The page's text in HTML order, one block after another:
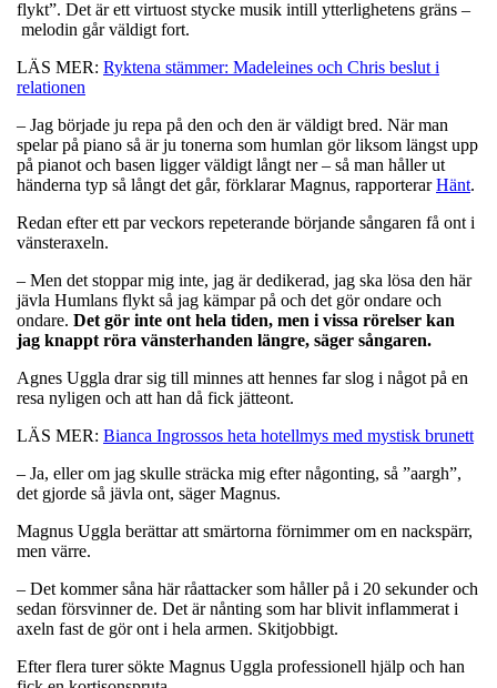
flykt”. Det är ett virtuost stycke musik intill ytterlighetens gräns –
melodin går väldigt fort.
LÄS MER: Ryktena stämmer: Madeleines och Chris beslut i
relationen
– Jag började ju repa på den och den är väldigt bred. När man
spelar på piano så är ju tonerna som humlan gör liksom längst upp
på pianot och basen ligger väldigt långt ner – så man håller ut
händerna typ så långt det går, förklarar Magnus, rapporterarHänt.
Redan efter ett par veckors repeterande börjande sångaren få ont i
vänsteraxeln.
– Men det stoppar mig inte, jag är dedikerad, jag ska lösa den här
jävla Humlans flykt så jag kämpar på och det gör ondare och
ondare. Det gör inte ont hela tiden, men i vissa rörelser kan
jag knappt röra vänsterhanden längre, säger sångaren.
Agnes Uggla drar sig till minnes att hennes far slog i något på en
resa nyligen och att han då fick jätteont.
LÄS MER: Bianca Ingrossos heta hotellmys med mystisk brunett
– Ja, eller om jag skulle sträcka mig efter någonting, så ”aargh”,
det gjorde så jävla ont, säger Magnus.
Magnus Uggla berättar att smärtorna förnimmer om en nackspärr,
men värre.
– Det kommer såna här råattacker som håller på i 20 sekunder och
sedan försvinner de. Det är nånting som har blivit inflammerat i
axeln fast de gör ont i hela armen. Skitjobbigt.
Efter flera turer sökte Magnus Uggla professionell hjälp och han